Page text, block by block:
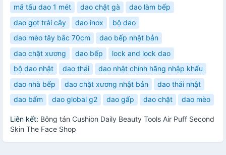
mã tấu dao 1 mét
dao chặt gà
dao làm bếp
dao gọt trái cây
dao inox
bộ dao
dao mèo tây bắc 70cm
dao bếp nhật bản
dao chặt xương
dao bếp
lock and lock dao
bộ dao nhật
dao thái
dao nhật chính hãng nhập khẩu
dao nhà bếp
dao chặt xương nhật bản
dao thái nhật
dao bấm
dao global g2 dao gấp dao chặt dao mèo
Liên kết: Bông tán Cushion Daily Beauty Tools Air Puff Second
Skin The Face Shop